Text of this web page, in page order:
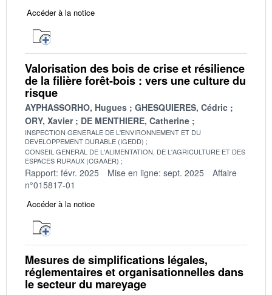
Accéder à la notice
Valorisation des bois de crise et résilience
de la filière forêt-bois : vers une culture du
risque
AYPHASSORHO, Hugues
GHESQUIERES, Cédric
ORY, Xavier
DE MENTHIERE, Catherine
INSPECTION GENERALE DE L'ENVIRONNEMENT ET DU
DEVELOPPEMENT DURABLE (IGEDD)
CONSEIL GENERAL DE L'ALIMENTATION, DE L'AGRICULTURE ET DES
ESPACES RURAUX (CGAAER)
Rapport: févr. 2025 Mise en ligne: sept. 2025
Affaire
n°015817-01
Accéder à la notice
Mesures de simplifications légales,
réglementaires et organisationnelles dans
le secteur du mareyage